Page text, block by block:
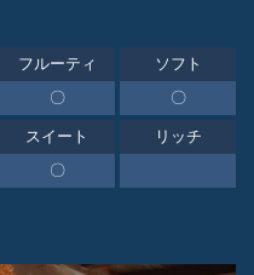
フルーティ
〇
ソフト
〇
スイート
〇
リッチ